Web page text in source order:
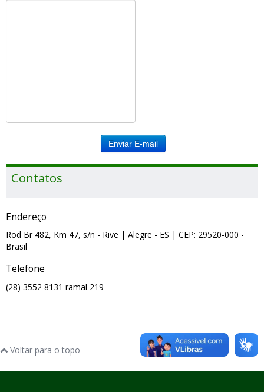
Enviar E-mail
Contatos
Endereço
Rod Br 482, Km 47, s/n - Rive | Alegre - ES | CEP: 29520-000 -
Brasil
Telefone
(28) 3552 8131 ramal 219
Voltar para o topo